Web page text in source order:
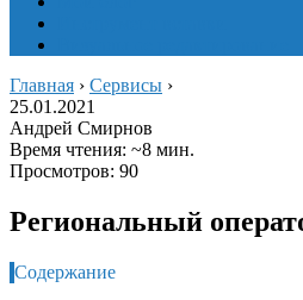
Главная › Сервисы ›
25.01.2021
Андрей Смирнов
Время чтения: ~8 мин.
Просмотров: 90
Региональный
Содержание